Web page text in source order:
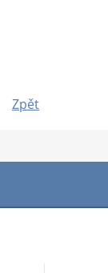
Zpět